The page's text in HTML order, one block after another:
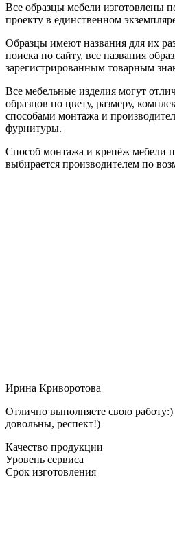
Все образцы мебели изготовлены
проекту в единственном
Образцы имеют названия для их
поиска по сайту, все названия
зарегистрированным товарным
Все мебельные изделия могут
образцов по цвету, размеру,
способами монтажа и
фурнитуры.
Способ монтажа и крепёж мебели
выбирается производителем по
Ирина Криворотова
Отлично выполняете свою работу:)
довольны, респект!)
Качество продукции
Уровень сервиса
Срок изготовления